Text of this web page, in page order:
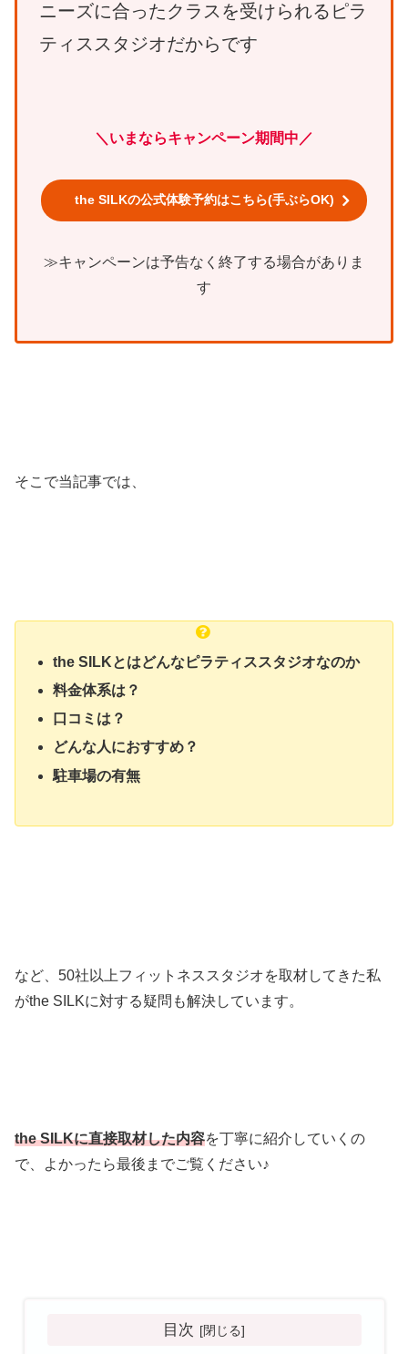
ニーズに合ったクラスを受けられるピラ
ティススタジオだからです
＼いまならキャンペーン期間中／
the SILKの公式体験予約はこちら(手ぶらOK)
≫キャンペーンは予告なく終了する場合がありま
す
そこで当記事では、
the SILKとはどんなピラティススタジオなのか
料金体系は？
口コミは？
どんな人におすすめ？
駐車場の有無
など、50社以上フィットネススタジオを取材してきた私
がthe SILKに対する疑問も解決しています。
the SILKに直接取材した内容を丁寧に紹介していくの
で、よかったら最後までご覧ください♪
目次